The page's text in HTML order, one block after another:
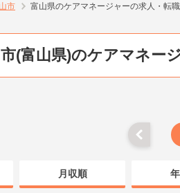
市 富山県のケアマネージャーの求人・転
(富山県)のケアマネー
月収順